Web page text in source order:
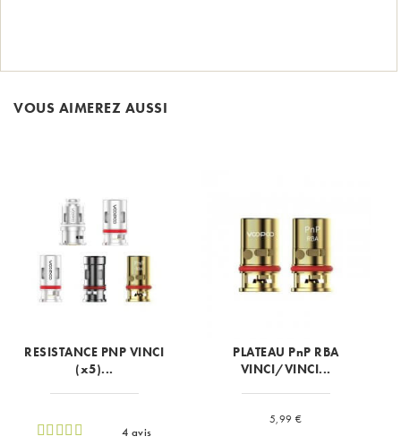
VOUS AIMEREZ AUSSI
RESISTANCE PNP VINCI
(x5)...
4 avis
PLATEAU PnP RBA
VINCI/VINCI...
Prix
5,99 €